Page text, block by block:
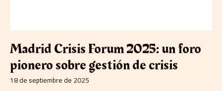
Madrid Crisis Forum 2025: un foro
pionero sobre gestión de crisis
18 de septiembre de 2025